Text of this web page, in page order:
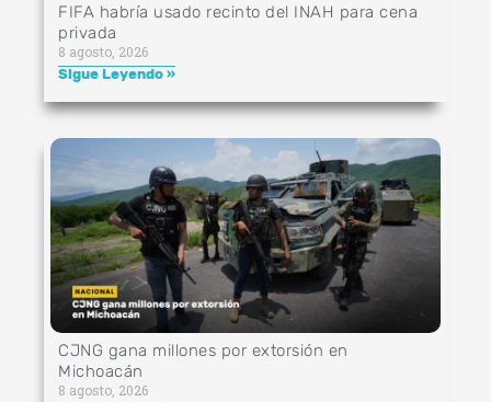
FIFA habría usado recinto del INAH para cena
privada
8 agosto, 2026
Sigue Leyendo »
CJNG gana millones por extorsión en
Michoacán
8 agosto, 2026